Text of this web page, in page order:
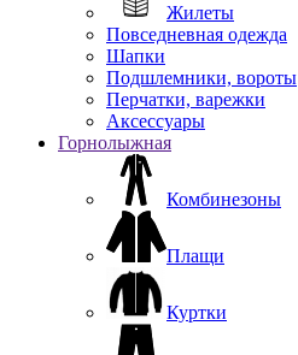
Жилеты
Повседневная одежда
Шапки
Подшлемники, вороты
Перчатки, варежки
Аксессуары
Горнолыжная
Комбинезоны
Плащи
Куртки